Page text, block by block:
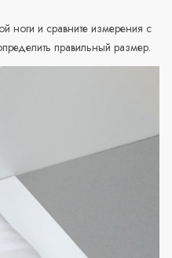
ноги и сравните измерения с
правильный размер.